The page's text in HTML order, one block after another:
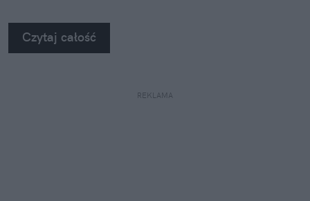
Czytaj całość
REKLAMA